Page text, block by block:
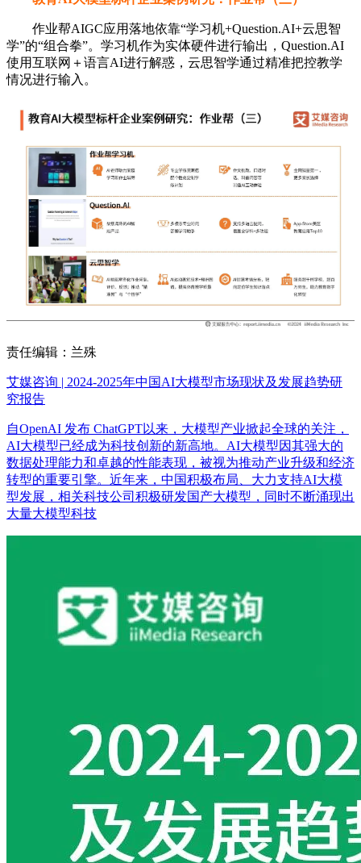
作业帮AIGC应用落地依靠“学习机+Question.AI+云思智
学”的“组合拳”。学习机作为实体硬件进行输出，Question.AI
使用互联网＋语言AI进行解惑，云思智学通过精准把控教学
情况进行输入。
责任编辑：兰殊
艾媒咨询 | 2024-2025年中国AI大模型市场现状及发展趋势研
究报告
自OpenAI 发布 ChatGPT以来，大模型产业掀起全球的关注，
AI大模型已经成为科技创新的新高地。AI大模型因其强大的
数据处理能力和卓越的性能表现，被视为推动产业升级和经济
转型的重要引擎。近年来，中国积极布局、大力支持AI大模
型发展，相关科技公司积极研发国产大模型，同时不断涌现出
大量大模型科技